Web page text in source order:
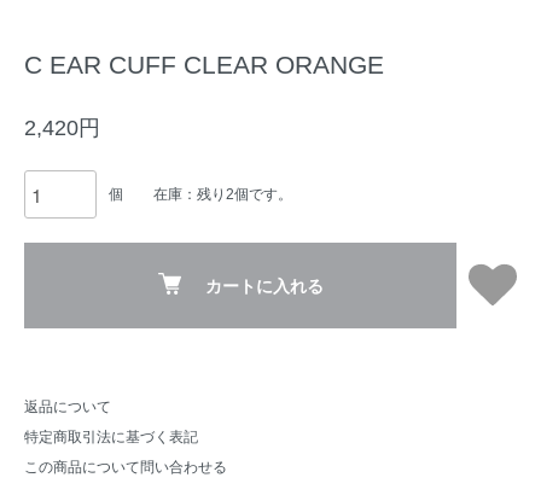
C EAR CUFF CLEAR ORANGE
2,420円
個 在庫：残り2個です。
カートに入れる
返品について
特定商取引法に基づく表記
この商品について問い合わせる